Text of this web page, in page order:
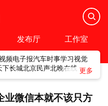
发布厅 工作室
频电子报汽车时事学习视觉
下长城北京民声北晚在线
业微信本就不该只方